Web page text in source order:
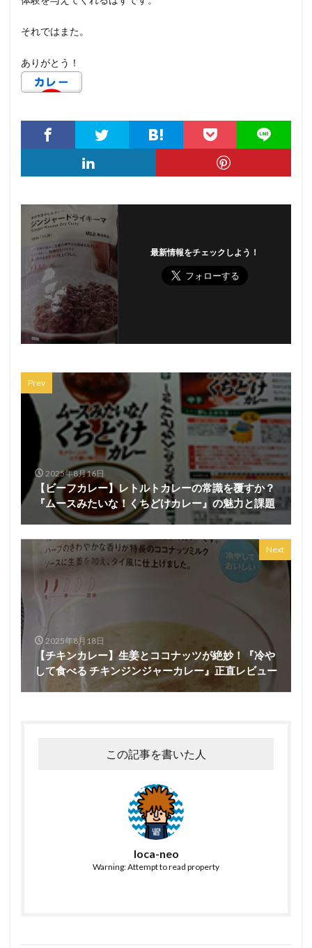
それではまた。
ありがとう！
最新情報をチェックしよう！
Prev
2025年8月16日
【ビーフカレー】レトルトカレーの常識を覆すか？
『ムースみたいな！くちどけカレー』の魅力と課題
Next
2025年8月18日
【チキンカレー】生姜とココナッツが絶妙！『冷や
して食べる チキンジンジャーカレー』正直レビュー
この記事を書いた人
loca-neo
Warning: Attempt to read property